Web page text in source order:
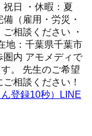
祝日 ・休暇：夏
（雇用・労災・
相談ください ・
地：千葉県千葉市
圏内 アモメディで
。 先生のご希望
相談ください！
登録10秒）
LINE